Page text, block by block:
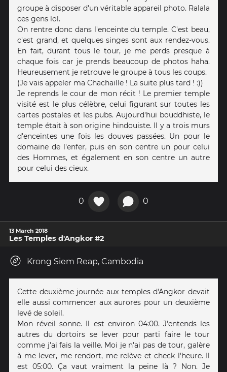
groupe à disposer d'un véritable appareil photo. Ralala
ces gens lol.
On rentre donc dans l'enceinte du temple. C'est beau,
c'est grand, et quelques singes sont aux rendez-vous.
En fait, durant tous le tour, je me perds presque à
chaque fois car je prends beaucoup de photos haha.
Heureusement je retrouve le groupe à tous les coups.
(Je vais appeler ma Chachaille ! La suite plus tard ! :))
Je reprends le cour de mon récit ! Le premier temple
visité est le plus célèbre, celui figurant sur toutes les
cartes postales et les pubs. Aujourd'hui bouddhiste, le
temple était à son origine hindouiste. Il y a trois murs
d'enceintes une fois les douves passées. Un pour le
domaine de l'enfer, puis en son centre un pour celui
des Hommes, et également en son centre un autre
pour celui des cieux.
0 0
13 March 2018
Les Temples d'Angkor #2
Krong Siem Reap, Cambodia
Cette deuxième journée aux temples d'Angkor devait
elle aussi commencer aux aurores pour un deuxième
levé de soleil.
Mon réveil sonne. Il est environ 04:00. J'entends les
autres du dortoirs se lever pour parti faire le tour
comme j'ai fais la veille. Moi je n'ai pas de tour, galère
à me lever, me rendort, me relève et check l'heure. Il
est 05:00. Ça vaut vraiment la peine là ? Non. Je